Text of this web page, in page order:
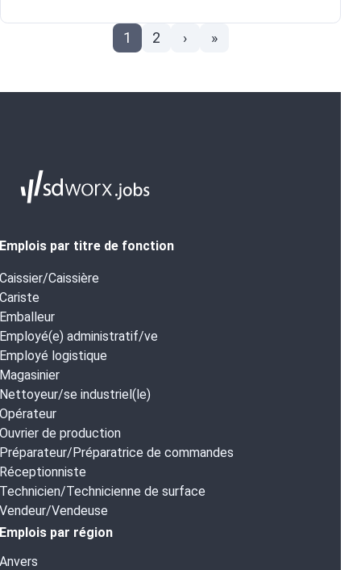
1 2 › »
Emplois par titre de fonction
Caissier/Caissière
Cariste
Emballeur
Employé(e) administratif/ve
Employé logistique
Magasinier
Nettoyeur/se industriel(le)
Opérateur
Ouvrier de production
Préparateur/Préparatrice de commandes
Réceptionniste
Technicien/Technicienne de surface
Vendeur/Vendeuse
Emplois par région
Anvers